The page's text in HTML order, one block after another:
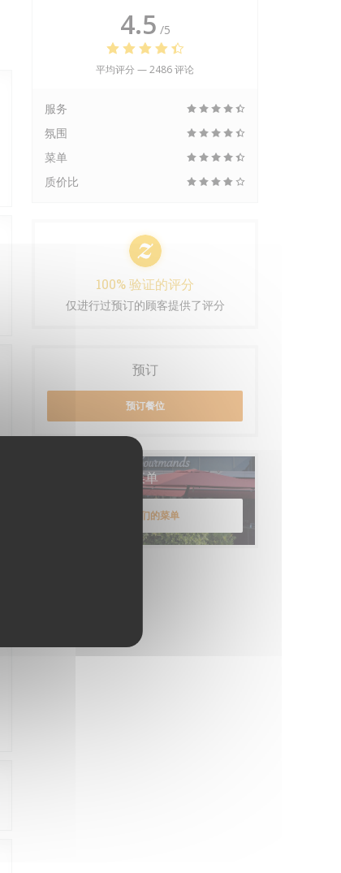
4.5 /5
平均评分 —2486 评论
服务
氛围
菜单
质价比
100% 验证的评分
仅进行过预订的顾客提供了评分
预订
预订餐位
菜单
发现我们的菜单